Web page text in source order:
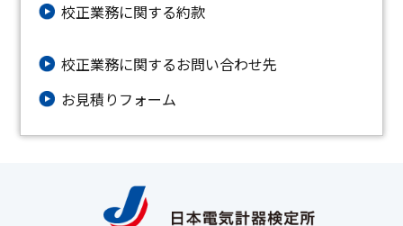
校正業務に関する約款
校正業務に関するお問い合わせ先
お⾒積りフォーム